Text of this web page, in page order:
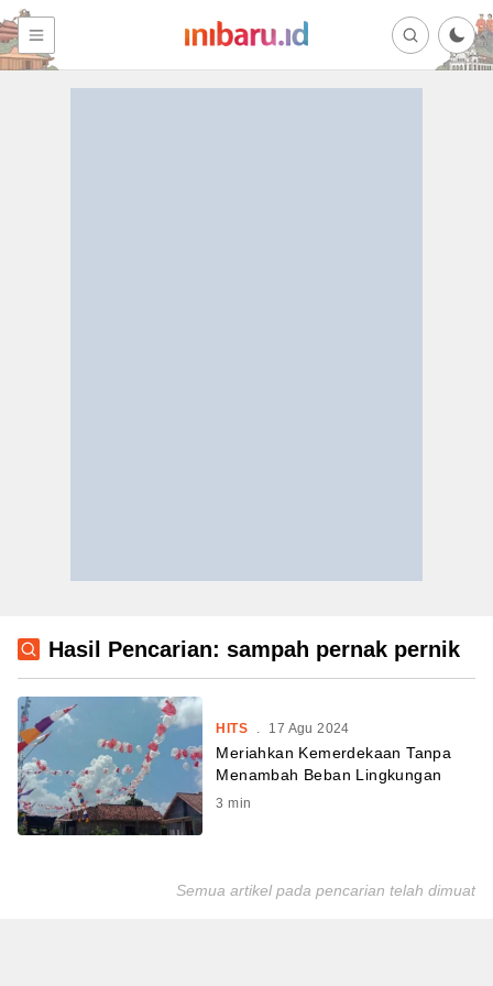
Hasil Pencarian: sampah pernak pernik
HITS . 17 Agu 2024
Meriahkan Kemerdekaan Tanpa
Menambah Beban Lingkungan
3 min
Semua artikel pada pencarian telah dimuat